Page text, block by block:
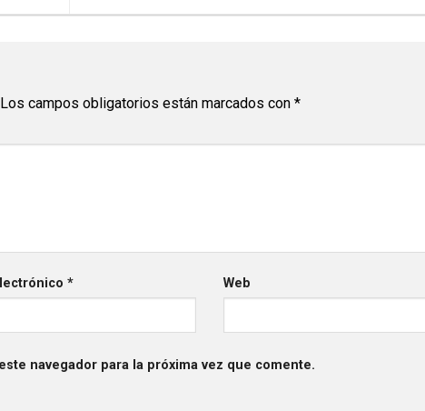
Los campos obligatorios están marcados con *
* Web
navegador para la próxima vez que comente.